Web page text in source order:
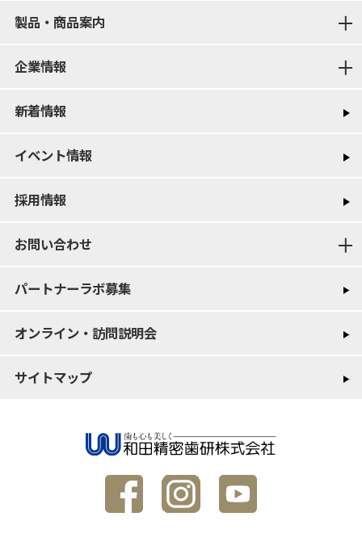
製品・商品案内
企業情報
新着情報
イベント情報
採用情報
お問い合わせ
パートナーラボ募集
オンライン・訪問説明会
サイトマップ